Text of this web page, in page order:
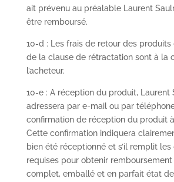
ait prévenu au préalable Laurent
être remboursé.
10-d : Les frais de retour des
de la clause de rétractation sont à la
l’acheteur.
10-e : A réception du produit, Laurent
adressera par e-mail ou par
confirmation de réception du produit à
Cette confirmation indiquera
bien été réceptionné et s’il remplit les
requises pour obtenir
complet, emballé et en parfait état